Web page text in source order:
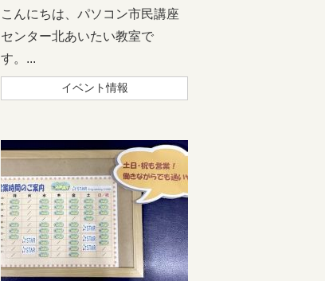
こんにちは、パソコン市民講座
センター北あいたい教室で
す。...
イベント情報